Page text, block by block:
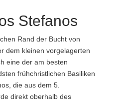
Stefanos
Rand der Bucht von
dem kleinen vorgelagerten
eine der am besten
frühchristlichen Basiliken
die aus dem 5.
direkt oberhalb des